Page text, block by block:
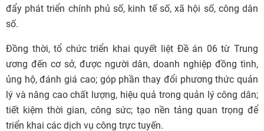
đẩy phát triển chính phủ số, kinh tế số, xã hội số, công dân
số.
Đồng thời, tổ chức triển khai quyết liệt Đề án 06 từ Trung
ương đến cơ sở, được người dân, doanh nghiệp đồng tình,
ủng hộ, đánh giá cao; góp phần thay đổi phương thức quản
lý và nâng cao chất lượng, hiệu quả trong quản lý công dân;
tiết kiệm thời gian, công sức; tạo nền tảng quan trọng để
triển khai các dịch vụ công trực tuyến.